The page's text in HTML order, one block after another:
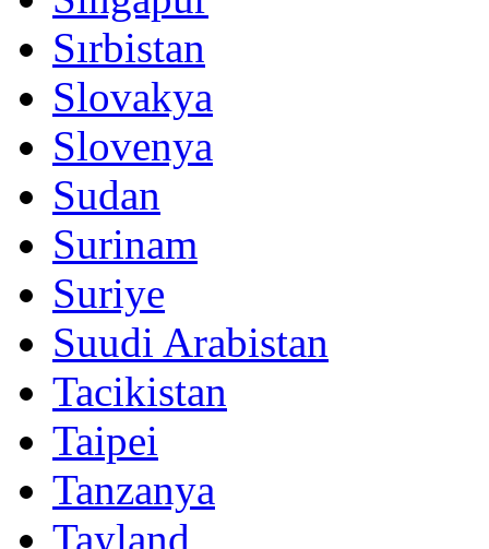
Sırbistan
Slovakya
Slovenya
Sudan
Surinam
Suriye
Suudi Arabistan
Tacikistan
Taipei
Tanzanya
Tayland